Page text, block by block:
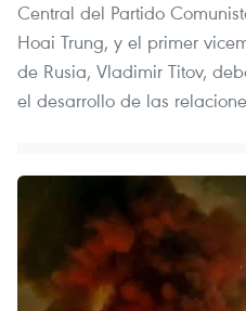
Central del Partido
Hoai Trung, y el primer
de Rusia, Vladimir Titov,
el desarrollo de las